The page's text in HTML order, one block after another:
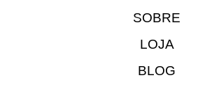
SOBRE
LOJA
BLOG